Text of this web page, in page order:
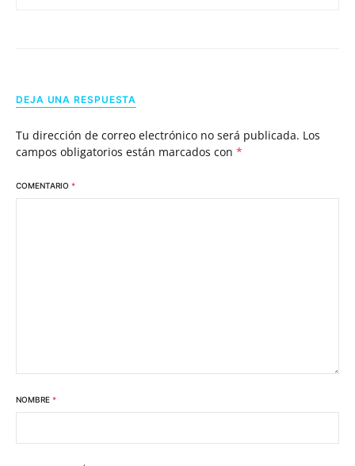
DEJA UNA RESPUESTA
Tu dirección de correo electrónico no será publicada. Los
campos obligatorios están marcados con *
COMENTARIO *
NOMBRE *